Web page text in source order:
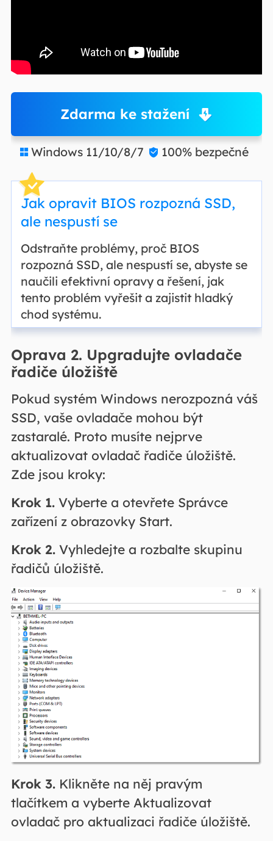
Zdarma ke stažení
 Windows 11/10/8/7  100% bezpečné
Jak opravit BIOS rozpozná SSD,
ale nespustí se
Odstraňte problémy, proč BIOS
rozpozná SSD, ale nespustí se, abyste se
naučili efektivní opravy a řešení, jak
tento problém vyřešit a zajistit hladký
chod systému.
Oprava 2. Upgradujte ovladače
řadiče úložiště
Pokud systém Windows nerozpozná váš
SSD, vaše ovladače mohou být
zastaralé. Proto musíte nejprve
aktualizovat ovladač řadiče úložiště.
Zde jsou kroky:
Krok 1.Vyberte a otevřete Správce
zařízení z obrazovky Start.
Krok 2.Vyhledejte a rozbalte skupinu
řadičů úložiště.
Krok 3.Klikněte na něj pravým
tlačítkem a vyberte Aktualizovat
ovladač pro aktualizaci řadiče úložiště.